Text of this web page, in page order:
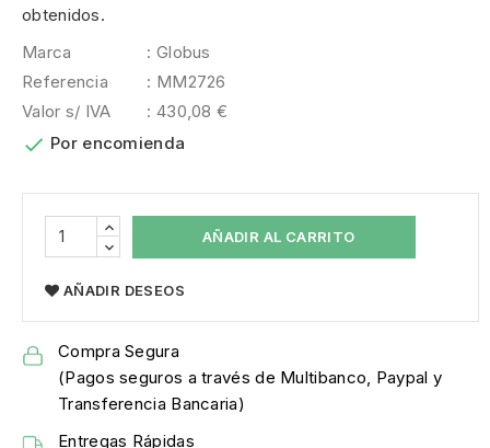
obtenidos.
Marca
: Globus
Referencia
: MM2726
Valor s/ IVA
: 430,08 €
 Por encomienda
AÑADIR AL CARRITO
AÑADIR DESEOS
Compra Segura
(Pagos seguros a través de Multibanco, Paypal y
Transferencia Bancaria)
Entregas Rápidas